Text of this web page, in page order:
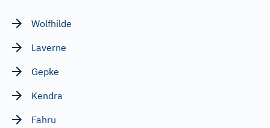
Wolfhilde
Laverne
Gepke
Kendra
Fahru